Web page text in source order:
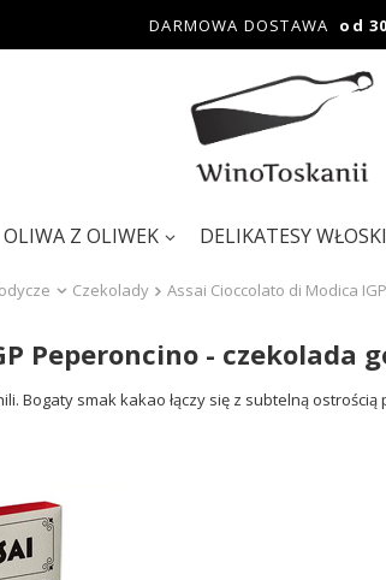
DARMOWA DOSTAWA od
OLIWA Z OLIWEK DELIKATESY
Czekolady Assai Cioccolato di Modica
Peperoncino - czekolada
Bogaty smak kakao łączy się z subtelną